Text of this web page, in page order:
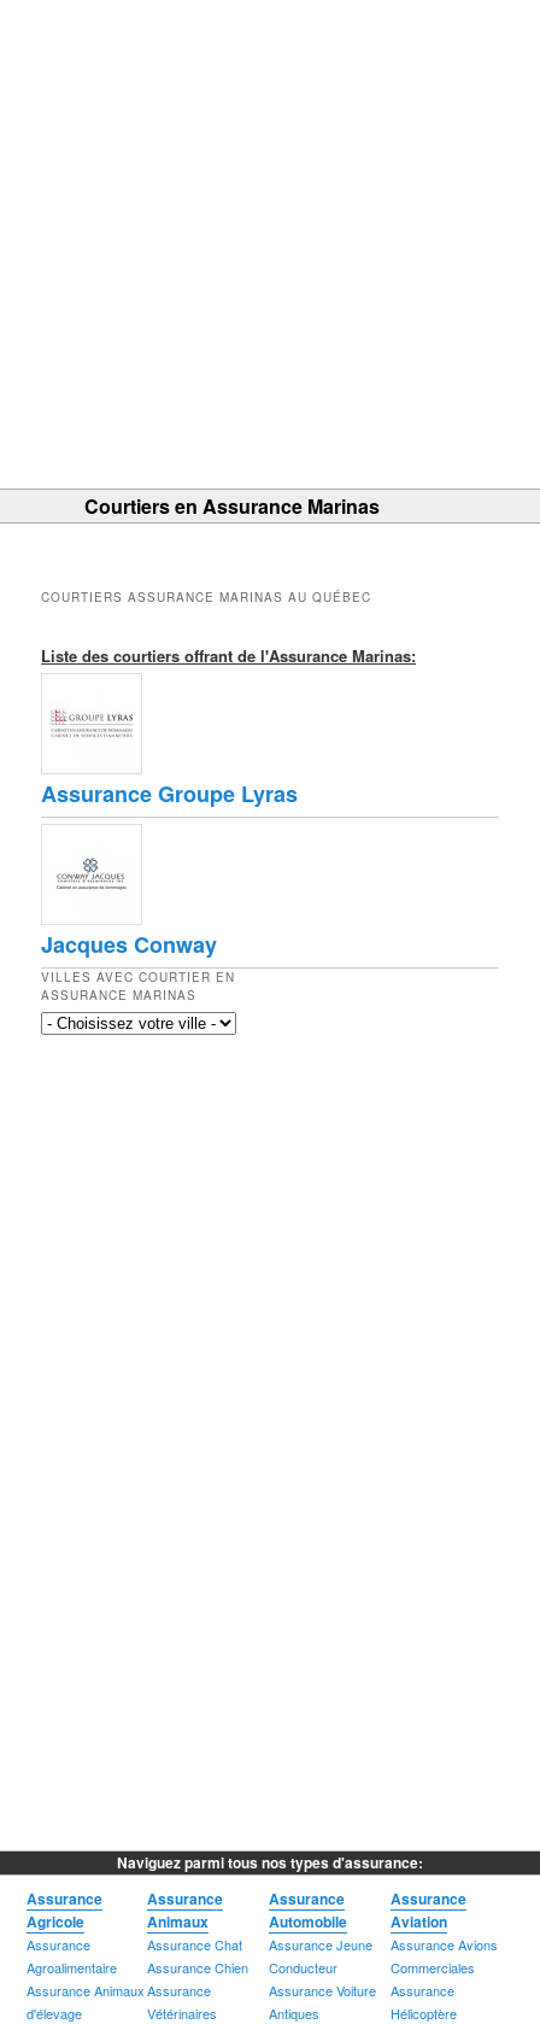
Courtiers en Assurance Marinas
COURTIERS ASSURANCE MARINAS AU QUÉBEC
Liste des courtiers offrant de l'Assurance Marinas:
Assurance Groupe Lyras
Jacques Conway
VILLES AVEC COURTIER EN
ASSURANCE MARINAS
Naviguez parmi tous nos types d'assurance:
Assurance
Agricole
Assurance
Agroalimentaire
Assurance Animaux
d'élevage
Assurance
Animaux
Assurance Chat
Assurance Chien
Assurance
Vétérinaires
Assurance
Automobile
Assurance Jeune
Conducteur
Assurance Voiture
Antiques
Assurance
Aviation
Assurance Avions
Commerciales
Assurance
Hélicoptère